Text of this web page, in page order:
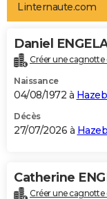
Art de vivre
Bien-être
Loisirs
Mode
Modes de vie
Alimentation
Guide de la santé
Maladies
Médicaments
Sommeil
VOYAGE
Destinations
City break
Voyage nature
Voyage de noces
Forum
Climat
+PHOTO
GUIDES D'ACHAT
BONS PLANS
Carte de Noël
Carte Bonne année
Carte Saint-Valentin
Carte Pâques
Carte d'anniversaire
DICTIONNAIRE
Linternaute.com
Daniel
Créer une cagnotte
Naissance
04/08/1972 à
Décès
27/07/2026 à
Catherine
Créer une cagnotte